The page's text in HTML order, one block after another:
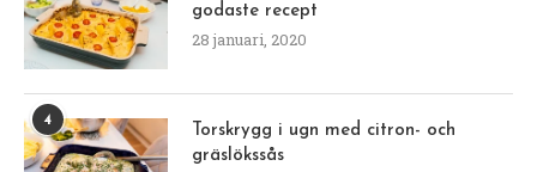
godaste recept
28 januari, 2020
4
Torskrygg i ugn med citron- och
gräslökssås